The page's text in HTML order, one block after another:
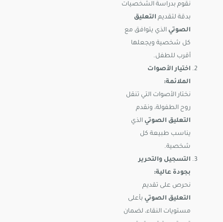
نقوم بدراسة الشخصيات
بدقة لتقديم التعليق
الصوتي الذي يتوافق مع
كل شخصية ويجعلها
أقرب للطفل.
اختيار الأصوات
الملائمة:
نختار الأصوات التي تنقل
روح الطفولة، ونقدم
التعليق الصوتي الذي
يناسب طبيعة كل
شخصية.
التسجيل والتحرير
بجودة عالية:
نحرص على تقديم
التعليق الصوتي بأعلى
مستويات النقاء، لضمان